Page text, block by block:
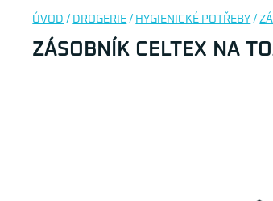
ÚVOD / DROGERIE / HYGIENICKÉ POTŘEBY /
ZÁSOBNÍK CELTEX NA